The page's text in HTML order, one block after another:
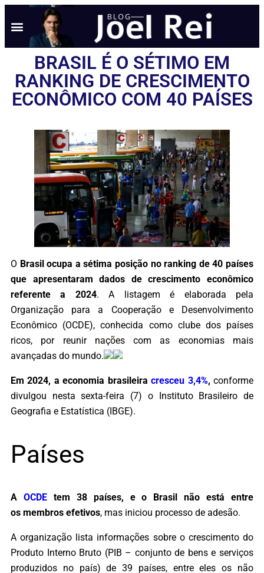
BRASIL É O SÉTIMO EM
RANKING DE CRESCIMENTO
ECONÔMICO COM 40 PAÍSES
O Brasil ocupa a sétima posição no ranking de 40 países
que apresentaram dados de crescimento econômico
referente a 2024. A listagem é elaborada pela
Organização para a Cooperação e Desenvolvimento
Econômico (OCDE), conhecida como clube dos países
ricos, por reunir nações com as economias mais
avançadas do mundo.
Em 2024, a economia brasileiracresceu 3,4%,conforme
divulgou nesta sexta-feira (7) o Instituto Brasileiro de
Geografia e Estatística (IBGE).
Países
A OCDEtem 38 países, e o Brasil não está entre
os membros efetivos, mas iniciou processo de adesão.
A organização lista informações sobre o crescimento do
Produto Interno Bruto (PIB – conjunto de bens e serviços
produzidos no país) de 39 países, entre eles os não